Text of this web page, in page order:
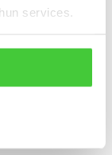
services.